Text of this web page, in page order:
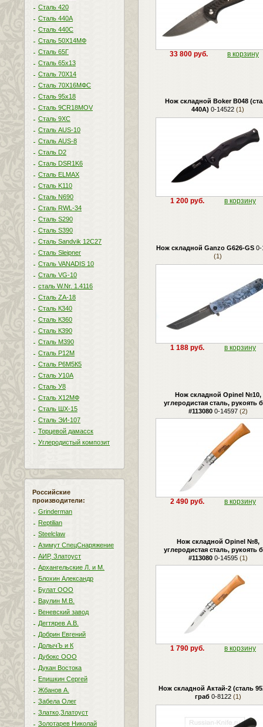
Сталь 420
Сталь 440A
Сталь 440С
Сталь 50Х14МФ
Сталь 65Г
Сталь 65х13
Сталь 70Х14
Сталь 70Х16МФС
Сталь 95х18
Сталь 9CR18MOV
Сталь 9ХС
Сталь AUS-10
Сталь AUS-8
Сталь D2
Сталь DSR1K6
Сталь ELMAX
Сталь K110
Сталь N690
Сталь RWL-34
Сталь S290
Сталь S390
Сталь Sandvik 12C27
Сталь Sleipner
Сталь VANADIS 10
Сталь VG-10
сталь W.Nr. 1.4116
Сталь ZA-18
Сталь К340
Сталь К360
Сталь К390
Сталь М390
Сталь Р12М
Сталь Р6М5К5
Сталь У10А
Сталь У8
Сталь Х12МФ
Сталь ШХ-15
Сталь ЭИ-107
Торцевой дамасск
Углеродистый композит
Российские
производители:
Grinderman
Reptilian
Steelclaw
Азимут СпецСнаряжение
АИР, Златоуст
Архангельские Л. и М.
Блохин Александр
Булат ООО
Ваулин М.В.
Веневский завод
Дегтярев А.В.
Добрин Евгений
ДолычЪ и К
Дубокс ООО
Дукан Востока
Епишкин Сергей
Жбанов А.
Забела Олег
Златко,Златоуст
Золотарев Николай
33 800 руб. в корзину
Нож складной Boker B048
440A) 0-14522 (1)
1 200 руб. в корзину
Нож складной Ganzo G626-GS 0-
(1)
1 188 руб. в корзину
Нож складной Opinel №10,
углеродистая сталь, рукоять
#1130800-14597(2)
2 490 руб. в корзину
Нож складной Opinel №8,
углеродистая сталь, рукоять
#1130800-14595(1)
1 790 руб. в корзину
Нож складной Актай-2 (сталь
граб0-8122(1)